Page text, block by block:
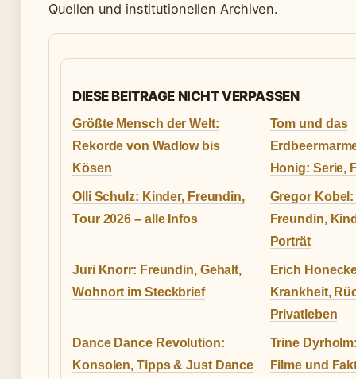
Quellen und institutionellen Archiven.
DIESE BEITRAGE NICHT VERPASSEN
Größte Mensch der Welt:
Rekorde von Wadlow bis
Kösen
Tom und das
Honig: Serie,
Olli Schulz: Kinder, Freundin,
Tour 2026 – alle Infos
Gregor Kobel:
Freundin,
Porträt
Juri Knorr: Freundin, Gehalt,
Wohnort im Steckbrief
Erich
Krankheit,
Privatleben
Dance Dance Revolution:
Konsolen, Tipps & Just Dance
Trine
Filme und